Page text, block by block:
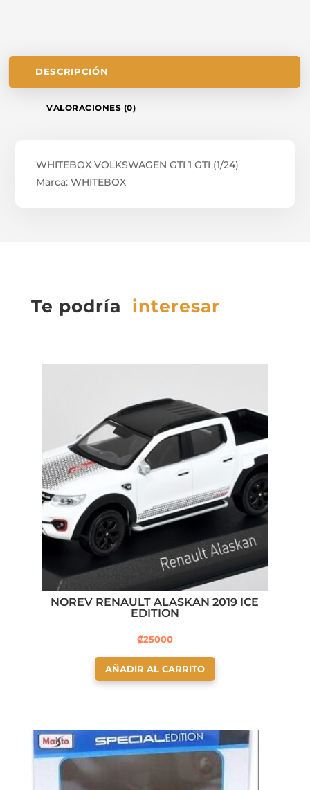
DESCRIPCIÓN
VALORACIONES (0)
WHITEBOX VOLKSWAGEN GTI 1 GTI (1/24)
Marca: WHITEBOX
Te podría interesar
NOREV RENAULT ALASKAN 2019 ICE
EDITION
₡25000
AÑADIR AL CARRITO